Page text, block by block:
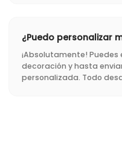
¿Puedo personalizar
¡Absolutamente! Puedes
decoración y hasta
personalizada. Todo